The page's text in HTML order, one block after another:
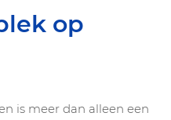
op
is meer dan alleen een